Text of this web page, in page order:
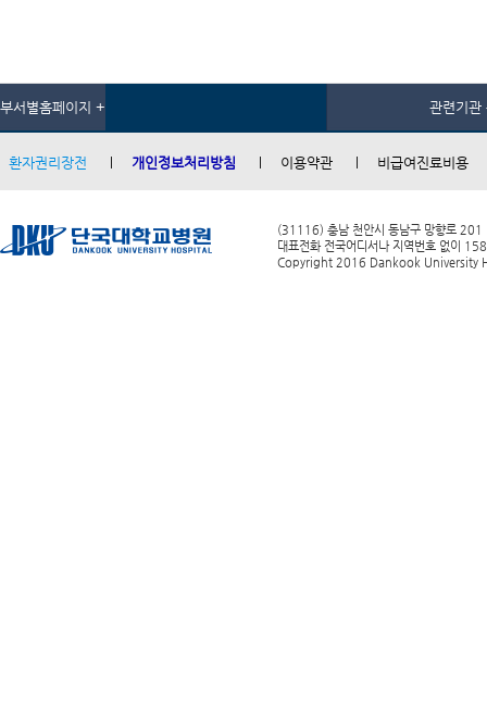
부서별홈페이지 + 관련기관
환자권리장전 개인정보처리방침 이용약관 비급여진료비용
(31116) 충남 천안시 동남구 망향로 201
대표전화 전국어디서나 지역번호 없이
Copyright 2016 Dankook University